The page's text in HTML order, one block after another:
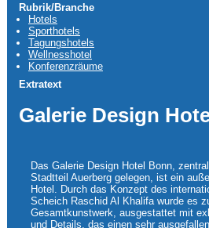
Rubrik/Branche
Hotels
Sporthotels
Tagungshotels
Wellnesshotel
Konferenzräume
Extratext
Galerie Design
Das Galerie Design Hotel Bonn,
Stadtteil Auerberg gelegen, ist ein
Hotel. Durch das Konzept des
Scheich Raschid Al Khalifa wurde es
Gesamtkunstwerk, ausgestattet mit
und Details, das einen sehr